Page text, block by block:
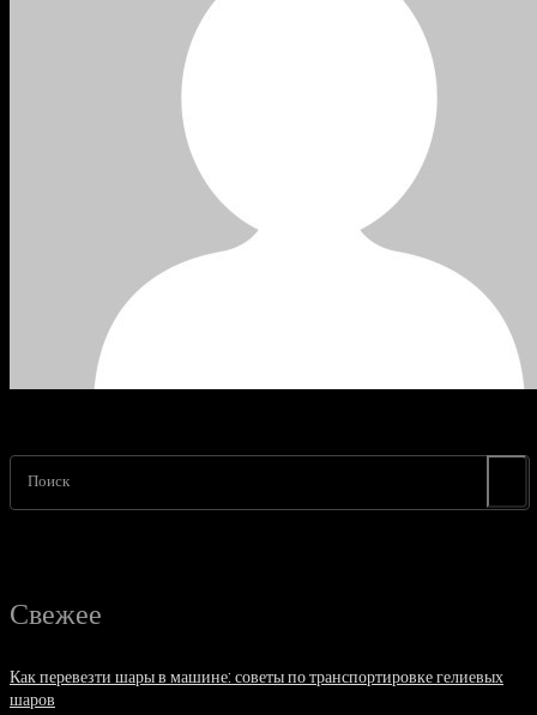
Поиск
Свежее
Как перевезти шары в машине: советы по транспортировке гелиевых
шаров